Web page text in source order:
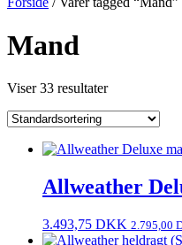
Mand
Viser 33 resultater
Allweather
3.493,75 DKK 2.795,00